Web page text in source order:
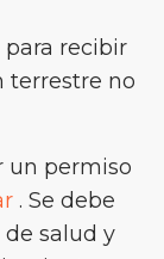
para recibir
terrestre no
un permiso
. Se debe
de salud y